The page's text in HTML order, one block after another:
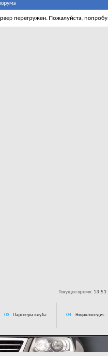
перегружен. Пожалуйста,
Текущее время: 13:51
03. Партнеры клуба 04. Энциклопедия